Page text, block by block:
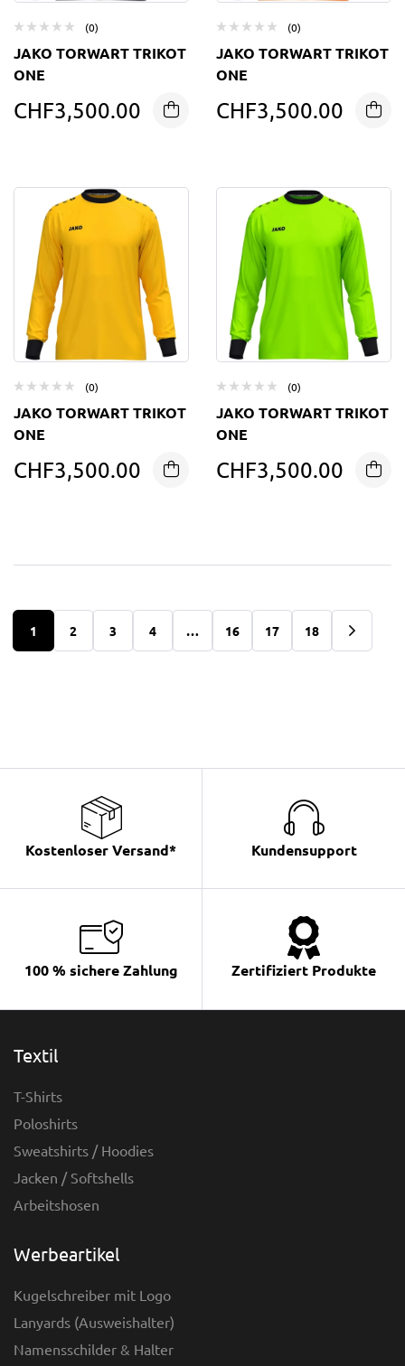
(0)
JAKO TORWART TRIKOT
ONE
CHF3,500.00
(0)
JAKO TORWART TRIKOT
ONE
CHF3,500.00
(0)
JAKO TORWART TRIKOT
ONE
CHF3,500.00
(0)
JAKO TORWART TRIKOT
ONE
CHF3,500.00
1 2 3 4 … 16 17 18
Kostenloser Versand* Kundensupport
100 % sichere Zahlung Zertifiziert Produkte
Textil
T-Shirts
Poloshirts
Sweatshirts / Hoodies
Jacken / Softshells
Arbeitshosen
Werbeartikel
Kugelschreiber mit Logo
Lanyards (Ausweishalter)
Namensschilder & Halter